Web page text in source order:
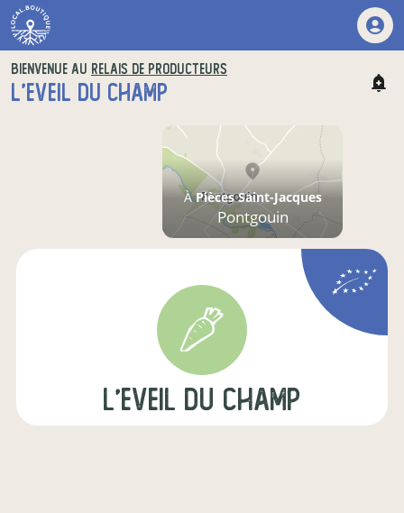
BIENVENUE AU RELAIS DE PRODUCTEURS
L'EVEIL DU CHAMP
ÀPièces Saint-Jacques
Pontgouin
l'Eveil du champ